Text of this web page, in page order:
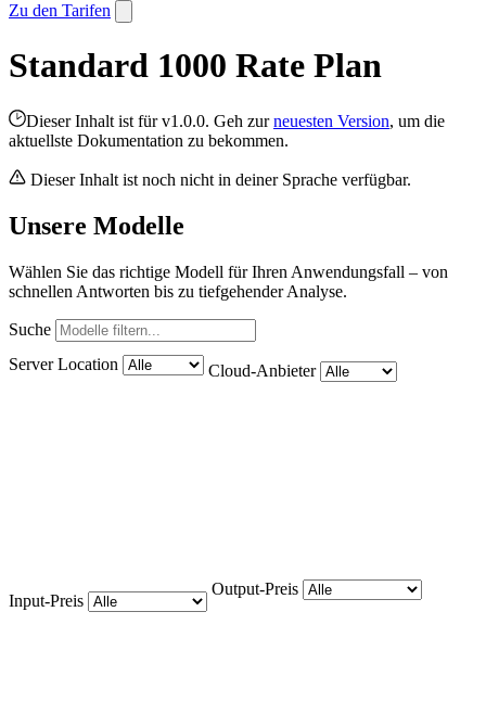
Zu den Tarifen
Standard 1000 Rate Plan
Dieser Inhalt ist für v1.0.0. Geh zurneuesten Version, um die
aktuellste Dokumentation zu bekommen.
Dieser Inhalt ist noch nicht in deiner Sprache verfügbar.
Unsere Modelle
Wählen Sie das richtige Modell für Ihren Anwendungsfall – von
schnellen Antworten bis zu tiefgehender Analyse.
Suche
Server Location
Cloud-Anbieter
Input-Preis
Output-Preis